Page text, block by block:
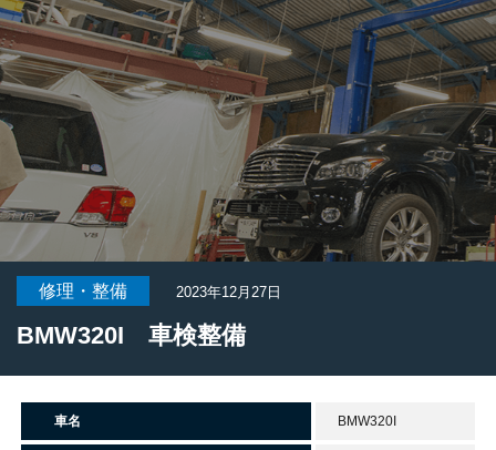
修理・整備 2023年12月27日
BMW320I 車検整備
車名 BMW320I